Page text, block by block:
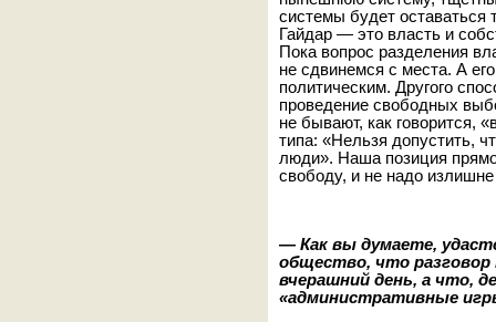
системы будет оставаться
Гайдар — это власть и
Пока вопрос разделения
не сдвинемся с места. А
политическим. Другого
проведение свободных
не бывают, как говорится,
типа: «Нельзя допустить,
люди». Наша позиция
свободу, и не надо
— Как вы думаете,
общество, что
вчерашний день, а что,
«административные